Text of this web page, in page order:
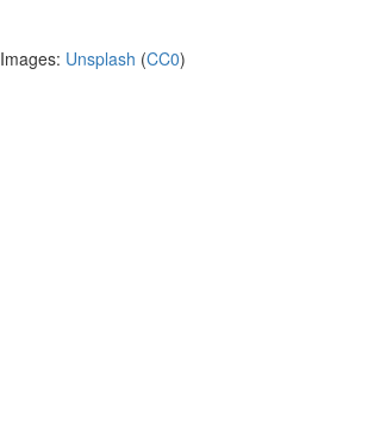
Images: Unsplash (CC0)